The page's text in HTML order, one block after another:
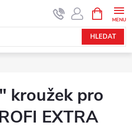
HLEDAT
NÁKUPNÍ
KOŠÍK
kroužek pro
EXTRA